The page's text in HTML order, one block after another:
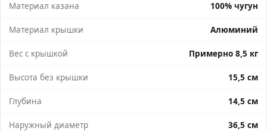
Материал казана 100% чугун
Материал крышки Алюминий
Вес с крышкой Примерно 8,5 кг
Высота без крышки 15,5 см
Глубина 14,5 см
Наружный диаметр 36,5 см